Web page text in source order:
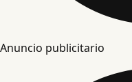
Anuncio publicitario